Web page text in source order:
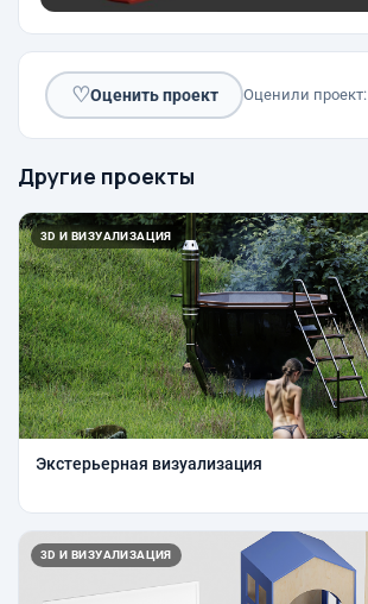
♡Оценить проект Оценили проект:
Другие проекты
3D И ВИЗУАЛИЗАЦИЯ
Экстерьерная визуализация
3D И ВИЗУАЛИЗАЦИЯ